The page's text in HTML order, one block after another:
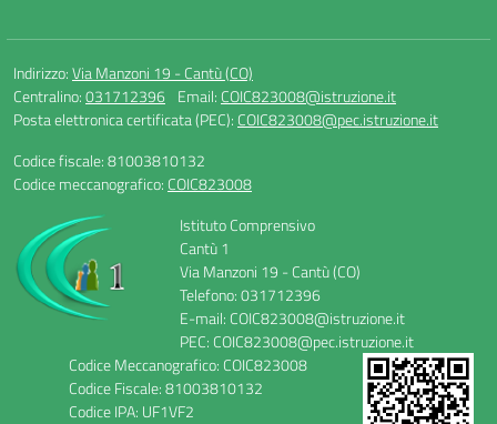
Indirizzo:Via Manzoni 19 - Cantù (CO)
Centralino:031712396 Email: COIC823008@istruzione.it
Posta elettronica certificata (PEC): COIC823008@pec.istruzione.it
Codice fiscale: 81003810132
Codice meccanografico: COIC823008
Istituto Comprensivo
Cantù 1
Via Manzoni 19 - Cantù (CO)
Telefono: 031712396
E-mail: COIC823008@istruzione.it
PEC: COIC823008@pec.istruzione.it
Codice Meccanografico: COIC823008
Codice Fiscale: 81003810132
Codice IPA: UF1VF2